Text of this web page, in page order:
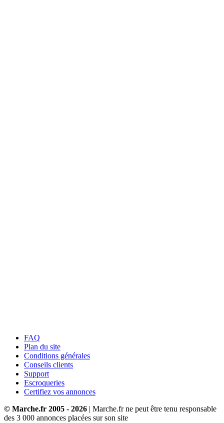
FAQ
Plan du site
Conditions générales
Conseils clients
Support
Escroqueries
Certifiez vos annonces
© Marche.fr 2005 - 2026 | Marche.fr ne peut être tenu responsable
des 3 000 annonces placées sur son site